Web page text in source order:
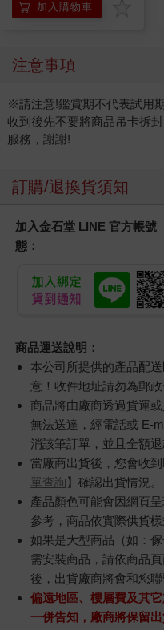
加入購物車
注意事項
※請注意!鑑賞期不代表試用
收到後先不要將商品吊卡拆
服務，謝謝!
訂購/退換貨須知
加入金石堂 LINE 官方帳號
態：
商品運送說明：
本公司所提供的產品配
意！收件地址請勿為郵政
商品將由廠商透過貨運
無法送達，經電話或 E-
消該筆訂單，並且全額退
當廠商出貨後，您會收
單查詢】確認出貨情況。
產品顏色可能會因網頁
參考，商品依實際供貨樣
如果是大型商品（如：
需安裝商品，請依商品
後，出貨廠商將會和您
偏遠地區、樓層費及其
一併告知，廠商將保留出